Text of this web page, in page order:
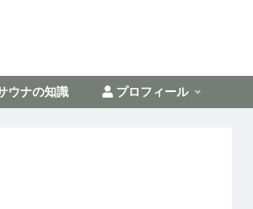
ウナの知識 プロフィール